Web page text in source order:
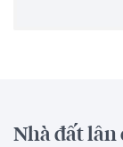
Nhà đất lân